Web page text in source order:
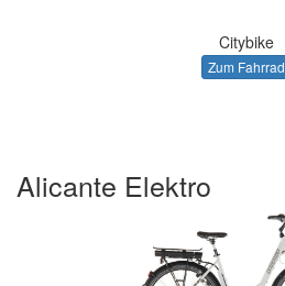
Citybike
Zum Fahrrad
Alicante Elektro